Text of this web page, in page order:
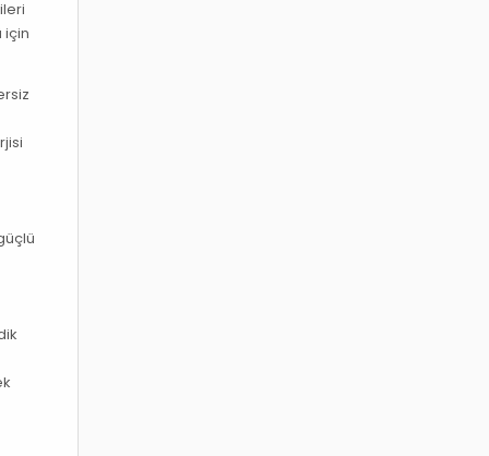
için